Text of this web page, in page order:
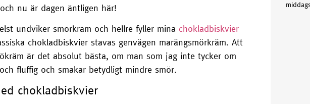
nu är dagen äntligen här!
undviker smörkräm och hellre fyller mina chokladbiskvier
chokladbiskvier stavas genvägen marängsmörkräm. Att
är det absolut bästa, om man som jag inte tycker om
fluffig och smakar betydligt mindre smör.
chokladbiskvier